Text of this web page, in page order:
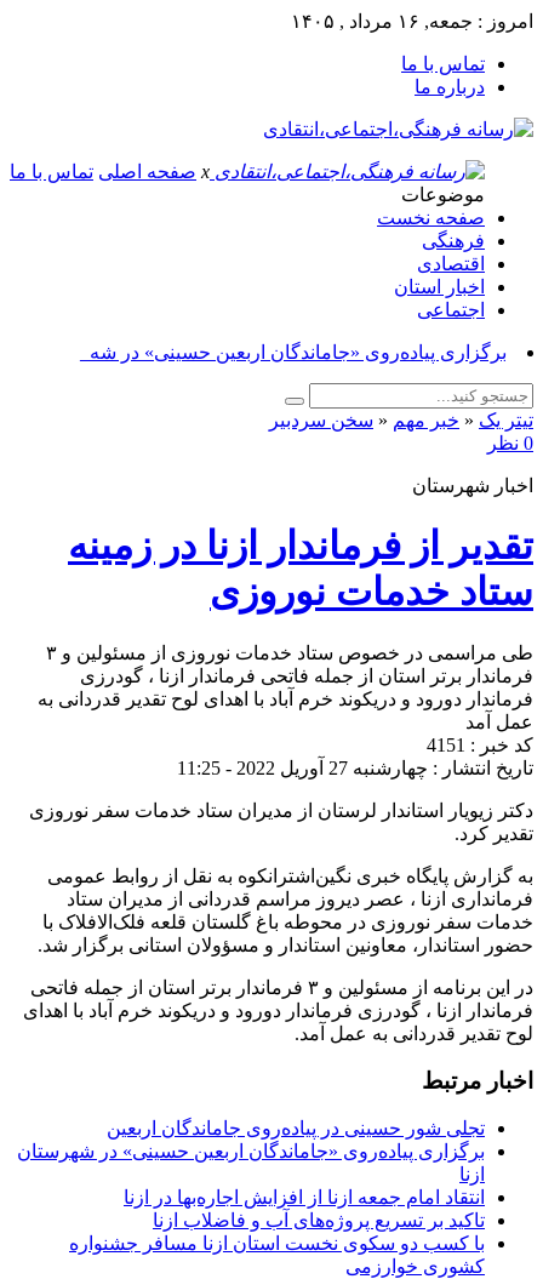
امروز : جمعه, ۱۶ مرداد , ۱۴۰۵
تماس با ما
درباره ما
x صفحه اصلی تماس با ما
موضوعات
صفحه نخست
فرهنگی
اقتصادی
اخبار استان
اجتماعی
برگزاری پیاده‌روی «جاماندگان اربعین حسینی» در شهرستان _
تیتر یک « خبر مهم « سخن سردبیر
0 نظر
اخبار شهرستان
تقدیر از فرماندار ازنا در زمینه
ستاد خدمات نوروزی
طی مراسمی در خصوص ستاد خدمات نوروزی از مسئولین و ۳
فرماندار برتر استان از جمله فاتحی فرماندار ازنا ، گودرزی
فرماندار دورود و دریکوند خرم آباد با اهدای لوح تقدیر قدردانی به
عمل آمد
کد خبر : 4151
تاریخ انتشار : چهارشنبه 27 آوریل 2022 - 11:25
دکتر زیویار استاندار لرستان از مدیران ستاد خدمات سفر نوروزی
تقدیر کرد.
به گزارش پایگاه خبری نگین‌اشترانکوه به نقل از روابط عمومی
فرمانداری ازنا ، عصر دیروز مراسم قدردانی از مدیران ستاد
خدمات سفر نوروزی در محوطه باغ گلستان قلعه فلک‌الافلاک با
حضور استاندار، معاونین استاندار و مسؤولان استانی برگزار شد.
در این برنامه از مسئولین و ۳ فرماندار برتر استان از جمله فاتحی
فرماندار ازنا ، گودرزی فرماندار دورود و دریکوند خرم آباد با اهدای
لوح تقدیر قدردانی به عمل آمد.
اخبار مرتبط
تجلی شور حسینی در پیاده‌روی جاماندگان اربعین
برگزاری پیاده‌روی «جاماندگان اربعین حسینی» در شهرستان
ازنا
انتقاد امام جمعه ازنا از افزایش اجاره‌بها در ازنا
تاکید بر تسریع پروژه‌های آب و فاضلاب ازنا
با کسب دو سکوی نخست استان ازنا مسافر جشنواره
کشوری خوارزمی